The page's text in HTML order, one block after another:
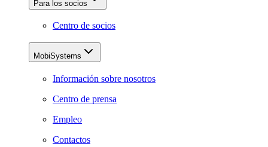
Para los socios
Centro de socios
MobiSystems
Información sobre nosotros
Centro de prensa
Empleo
Contactos